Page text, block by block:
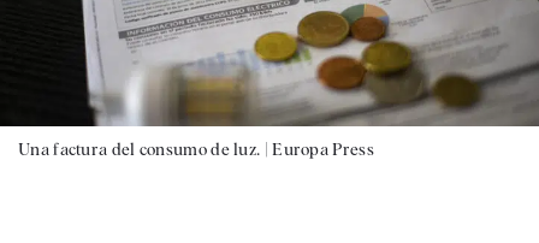
Una factura del consumo de luz. |Europa Press